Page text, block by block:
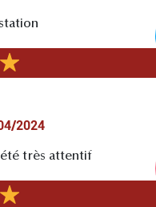
2024
été très attentif